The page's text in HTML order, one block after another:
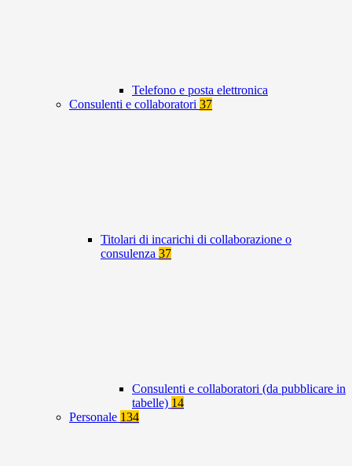
Telefono e posta elettronica
Consulenti e collaboratori 37
Titolari di incarichi di collaborazione o
consulenza 37
Consulenti e collaboratori (da pubblicare in
tabelle) 14
Personale 134